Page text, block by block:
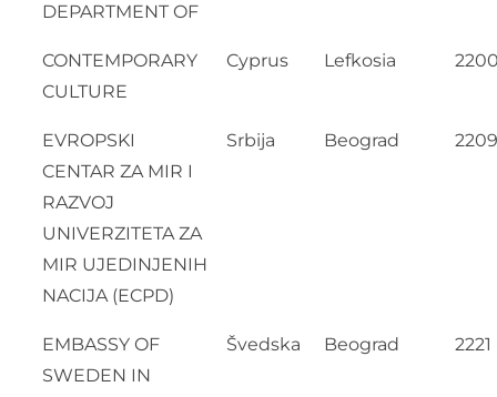
DEPARTMENT OF
CONTEMPORARY
CULTURE
Cyprus Lefkosia
EVROPSKI
CENTAR ZA MIR I
RAZVOJ
UNIVERZITETA ZA
MIR UJEDINJENIH
NACIJA (ECPD)
Srbija Beograd 2209
EMBASSY OF
SWEDEN IN
Švedska Beograd 2221